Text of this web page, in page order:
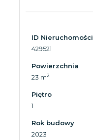
ID Nieruchomości
429521
Powierzchnia
23 m2
Piętro
1
Rok budowy
2023